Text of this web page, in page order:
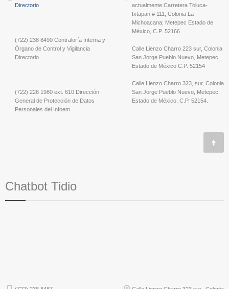
Directorio
(722) 238 8490 Contraloría Interna y
Órgano de Control y Vigilancia
Directorio
(722) 226 1980 ext. 610 Dirección
General de Protección de Datos
Personales del Infoem
actualmente Carretera Toluca-
Ixtapan # 111, Colonia La
Michoacana; Metepec Estado de
México, C.P. 52166
Calle Lienzo Charro 223 sur, Colonia
San Jorge Pueblo Nuevo, Metepec,
Estado de México C.P. 52154
Calle Lienzo Charro 323, sur, Colonia
San Jorge Pueblo Nuevo, Metepec,
Estado de México, C.P. 52154.
Chatbot Tidio